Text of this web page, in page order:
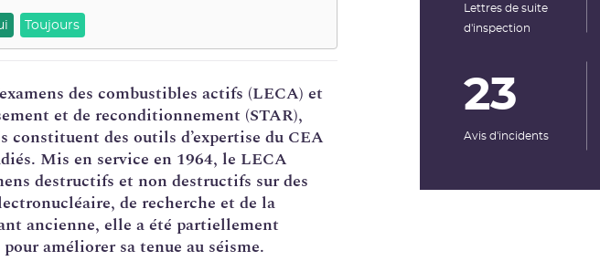
Toujours
des combustibles actifs (LECA) et
et de reconditionnement (STAR),
constituent des outils d’expertise du CEA
Mis en service en 1964, le LECA
destructifs et non destructifs sur des
de recherche et de la
ancienne, elle a été partiellement
améliorer sa tenue au séisme.
Lettres de suite
d'inspection
23
Avis d'incidents